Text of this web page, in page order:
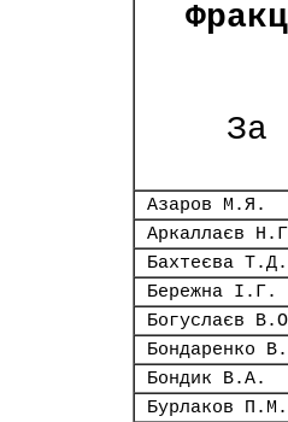
За
Азаров М.Я.
Аркаллаєв
Бахтеєва Т.Д.
Бережна І.Г.
Богуслаєв
Бондаренко
Бондик В.А.
Бурлаков П.М.